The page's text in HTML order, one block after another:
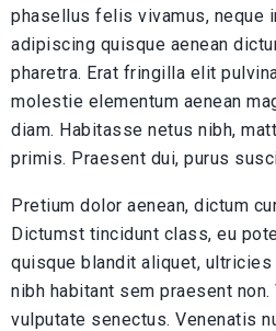
phasellus felis vivamus, neque
adipiscing quisque aenean
pharetra. Erat fringilla elit
molestie elementum aenean
diam. Habitasse netus nibh,
primis. Praesent dui, purus
Pretium dolor aenean, dictum
Dictumst tincidunt class, eu
quisque blandit aliquet,
nibh habitant sem praesent
vulputate senectus. Venenatis